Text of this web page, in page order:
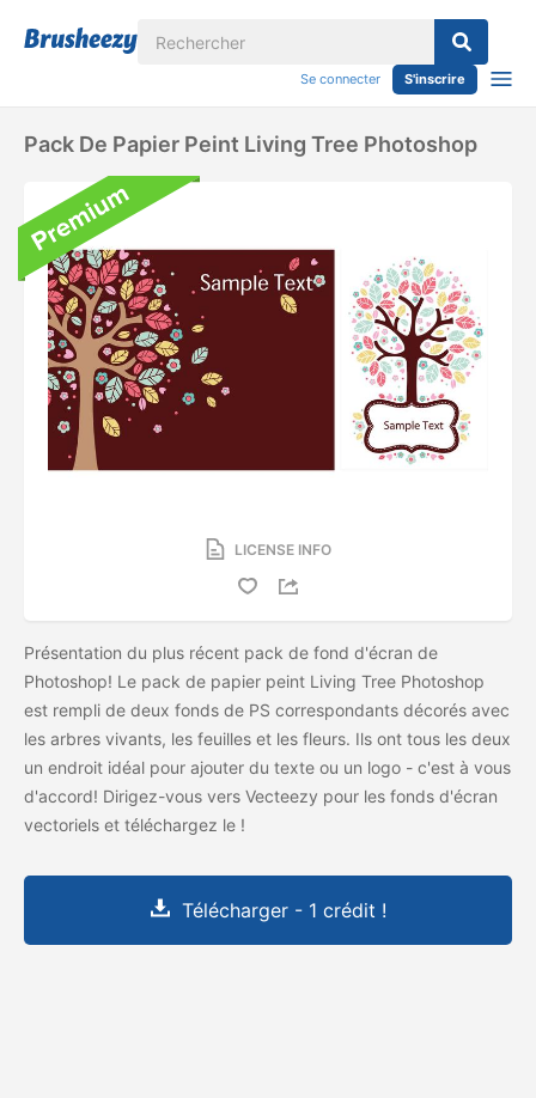
Se connecter S'inscrire
Pack De Papier Peint Living Tree Photoshop
LICENSE INFO
Présentation du plus récent pack de fond d'écran de
Photoshop! Le pack de papier peint Living Tree Photoshop
est rempli de deux fonds de PS correspondants décorés avec
les arbres vivants, les feuilles et les fleurs. Ils ont tous les deux
un endroit idéal pour ajouter du texte ou un logo - c'est à vous
d'accord! Dirigez-vous vers Vecteezy pour les fonds d'écran
vectoriels et téléchargez le !
Télécharger - 1 crédit !